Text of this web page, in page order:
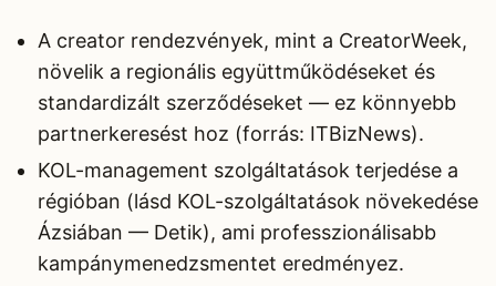
A creator rendezvények, mint a CreatorWeek,
növelik a regionális együttműködéseket és
standardizált szerződéseket — ez könnyebb
partnerkeresést hoz (forrás: ITBizNews).
KOL-management szolgáltatások terjedése a
régióban (lásd KOL-szolgáltatások növekedése
Ázsiában — Detik), ami professzionálisabb
kampánymenedzsmentet eredményez.